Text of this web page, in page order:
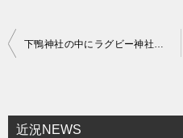
投
ビ
下鴨神社の中にラグビー神社がありました
近況NEWS